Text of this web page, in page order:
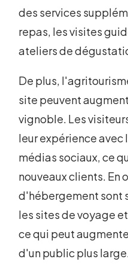
des services
repas, les visites
ateliers de
De plus,
site peuvent
vignoble. Les
leur expérience avec
médias sociaux, ce
nouveaux clients. En
d'hébergement sont
les sites de voyage
ce qui peut
d'un public plus